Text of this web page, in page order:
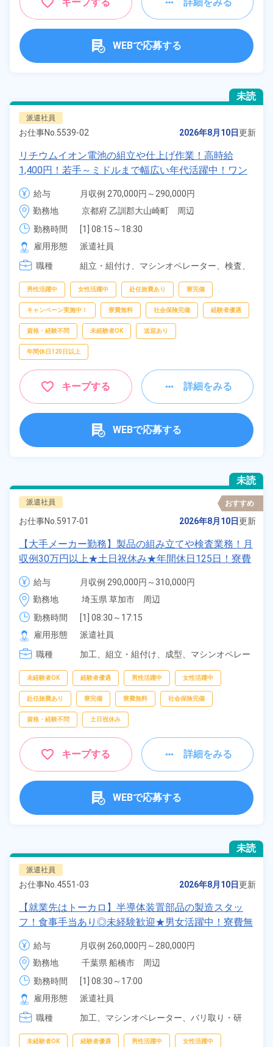
WEBで応募する
未読
派遣社員
お仕事No. 5539-02 2026年8月10日更新
リチウムイオン電池の組立や仕上げ作業！高時給
1,400円！若手～ミドルまで幅広い年代活躍中！ワン
ルーム寮完備＆赴任寮費会社負担！正社員登用制度あ
り◎日払いOK！《京都府大山崎町》
給与
月収例 270,000円～290,000円
時給 1,400円～1,400円
勤務地
京都府 乙訓郡大山崎町　周辺
勤務時間
[1] 08:15～18:30
[2] 20:15～06:30
[3] 08:15～17:00
[4] 20:15～05:00
雇用形態
派遣社員
職種
組立・組付け、 マシンオペレーター、 検査、
男性活躍中 女性活躍中 赴任旅費あり 寮完備
キャンペーン実施中！ 寮費無料 社会保険完備 経験者優遇
資格・経験不問 未経験者OK 送迎あり
年間休日120日以上
キープする 詳細をみる
WEBで応募する
未読
派遣社員 おすすめ
お仕事No. 5917-01 2026年8月10日更新
【大手メーカー勤務】製品の組み立てや検査業務！月
収例30万円以上★土日祝休み★年間休日125日！寮費
無料★備品付きワンルーム寮完備★赴任旅費会社負担
◎自社正社員登用制度あり★就業先食堂利用可◎《埼
玉県草加市》
給与
月収例 290,000円～310,000円
時給 1,550円～1,550円
勤務地
埼玉県 草加市　周辺
勤務時間
[1] 08:30～17:15
[2] 17:15～02:00
[3] 06:00～14:45
[4] 14:45～23:30
雇用形態
派遣社員
職種
加工、 組立・組付け、 成型、 マシンオペレー
未経験者OK 経験者優遇 男性活躍中 女性活躍中
赴任旅費あり 寮完備 寮費無料 社会保険完備
資格・経験不問 土日祝休み
キープする 詳細をみる
WEBで応募する
未読
派遣社員
お仕事No. 4551-03 2026年8月10日更新
【就業先はトーカロ】半導体装置部品の製造スタッ
フ！食事手当あり◎未経験歓迎★男女活躍中！寮費無
料！土日祝休み×年間休日120日！正社員登用制度あ
り！社会保険完備◎格安食堂利用可★最寄り駅から徒
歩圏内◎《千葉県船橋市》
給与
月収例 260,000円～280,000円
時給 1,350円～1,350円
勤務地
千葉県 船橋市　周辺
勤務時間
[1] 08:30～17:00
[2] 07:30～16:00
[3] 13:00～21:30
[4] 20:00～04:30
雇用形態
派遣社員
職種
加工、 マシンオペレーター、 バリ取り・研
未経験者OK 経験者優遇 男性活躍中 女性活躍中